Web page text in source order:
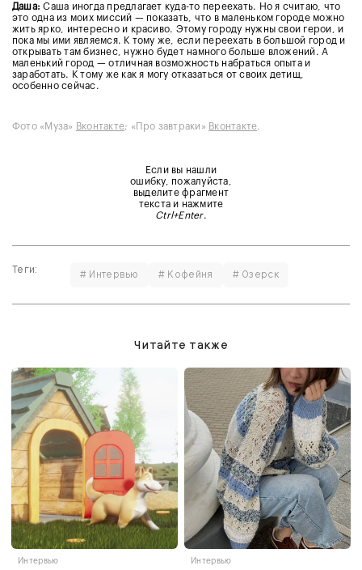
Даша:Саша иногда предлагает куда-то переехать. Но я считаю, что
это одна из моих миссий — показать, что в маленьком городе можно
жить ярко, интересно и красиво. Этому городу нужны свои герои, и
пока мы ими являемся. К тому же, если переехать в большой город и
открывать там бизнес, нужно будет намного больше вложений. А
маленький город — отличная возможность набраться опыта и
заработать. К тому же как я могу отказаться от своих детищ,
особенно сейчас.
Фото «Муза» Вконтакте; «Про завтраки» Вконтакте.
Если вы нашли
ошибку, пожалуйста,
выделите фрагмент
текста и нажмите
Ctrl+Enter.
Теги: # Интервью # Кофейня # Озерск
Читайте также
Интервью Интервью